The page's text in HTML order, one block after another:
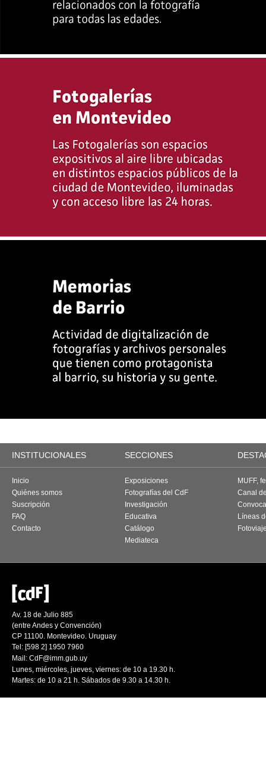
INSTITUCIONALES SECCIONES
Inicio
Quiénes somos
Suscripción
FAQ
Contacto
Exposiciones
Fotografías del CdF
Investigación
Educativa
Catálogo
Mediateca
MUFF,
Canal
Líneas
Av. 18 de Julio 885
(entre Andes y Convención)
CP 11100. Montevideo. Uruguay
Tel: [598 2] 1950 7960
Mail: CdF@imm.gub.uy
Lunes, miércoles, jueves, viernes: de 10 a 19.30 h.
Martes: de 10 a 21 h. Sábados de 9.30 a 14.30 h.